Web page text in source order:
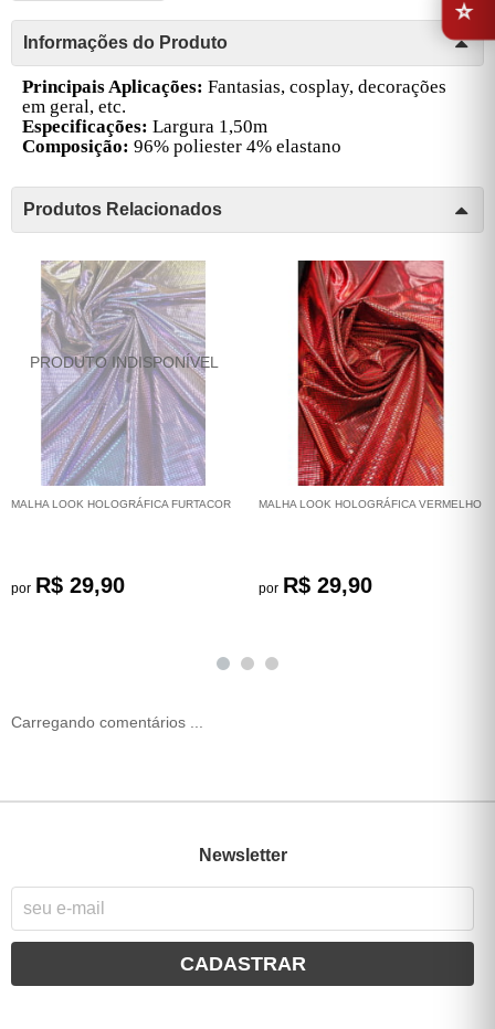
Informações do Produto
Principais Aplicações: Fantasias, cosplay, decorações
em geral, etc.
Especificações: Largura 1,50m
Composição: 96% poliester 4% elastano
Produtos Relacionados
MALHA LOOK HOLOGRÁFICA FURTACOR
por R$ 29,90
MALHA LOOK HOLOGRÁFICA VERMELHO
por R$ 29,90
Carregando comentários ...
Newsletter
CADASTRAR